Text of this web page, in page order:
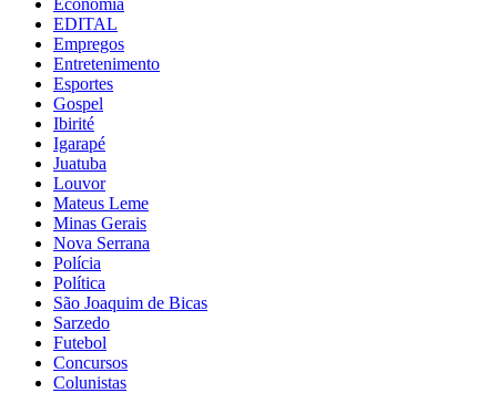
Economia
EDITAL
Empregos
Entretenimento
Esportes
Gospel
Ibirité
Igarapé
Juatuba
Louvor
Mateus Leme
Minas Gerais
Nova Serrana
Polícia
Política
São Joaquim de Bicas
Sarzedo
Futebol
Concursos
Colunistas